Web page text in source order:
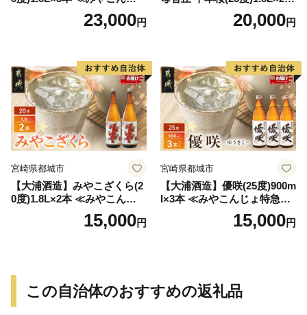
特急便≫_23-07-K03P-1800-3
23,000円
≪みやこんじょ特急便≫_AC
20,000円
宮崎県都城市
【大浦酒造】みやこざくら(2
0度)1.8L×2本 ≪みやこんじょ
特急便≫_MJ-077115,000円
宮崎県都城市
【大浦酒造】優咲(25度)900m
l×3本 ≪みやこんじょ特急便
15,000円
この自治体のおすすめの返礼品